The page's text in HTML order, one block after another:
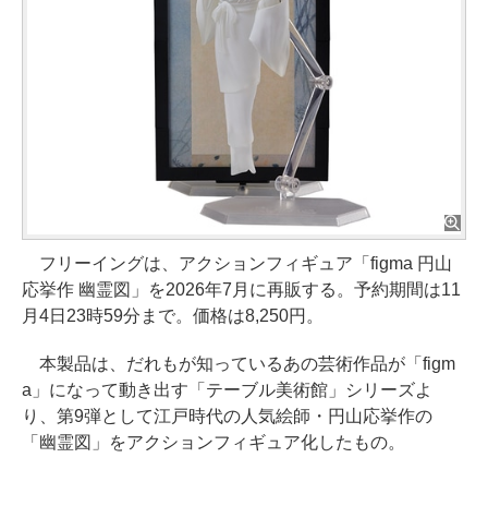
フリーイングは、アクションフィギュア「figma 円山
応挙作 幽霊図」を2026年7月に再販する。予約期間は11
月4日23時59分まで。価格は8,250円。
本製品は、だれもが知っているあの芸術作品が「figm
a」になって動き出す「テーブル美術館」シリーズよ
り、第9弾として江戸時代の人気絵師・円山応挙作の
「幽霊図」をアクションフィギュア化したもの。